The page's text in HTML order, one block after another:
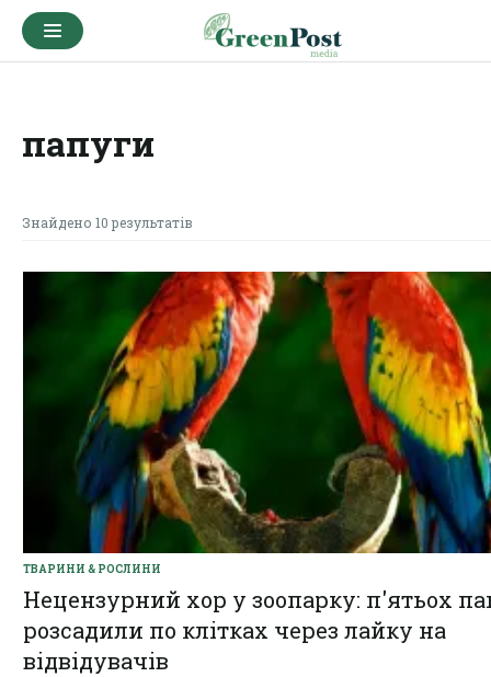
папуги
Знайдено 10 результатів
ТВАРИНИ & РОСЛИНИ
Нецензурний хор у зоопарку: п'ятьох
розсадили по клітках через лайку на
відвідувачів